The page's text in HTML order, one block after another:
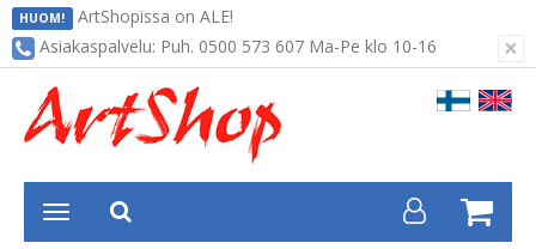
HUOM! ArtShopissa on ALE!
×
Asiakaspalvelu: Puh. 0500 573 607 Ma-Pe klo 10-16